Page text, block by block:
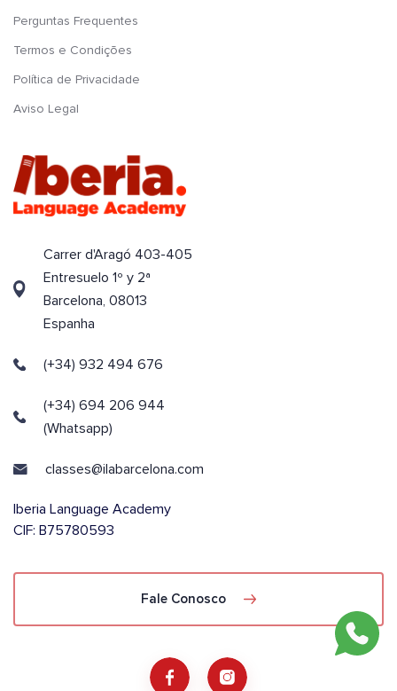
Perguntas Frequentes
Termos e Condições
Política de Privacidade
Aviso Legal
Carrer d'Aragó 403-405
Entresuelo 1º y 2ª
Barcelona, 08013
Espanha
(+34) 932 494 676
(+34) 694 206 944
(Whatsapp)
classes@ilabarcelona.com
Iberia Language Academy
CIF: B75780593
Fale Conosco